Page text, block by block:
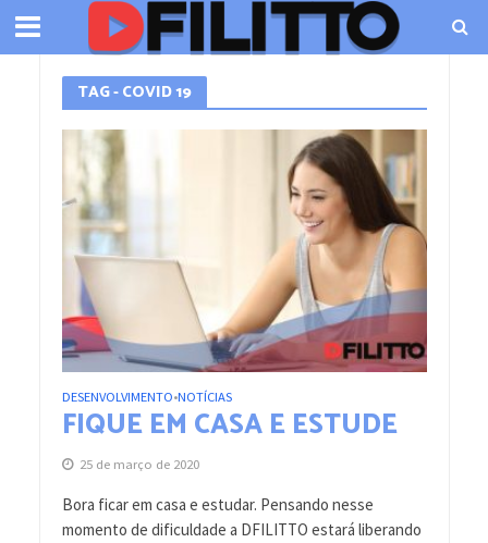
TAG - COVID 19
DESENVOLVIMENTO•NOTÍCIAS
FIQUE EM CASA E ESTUDE
25 de março de 2020
Bora ficar em casa e estudar. Pensando nesse
momento de dificuldade a DFILITTO estará liberando